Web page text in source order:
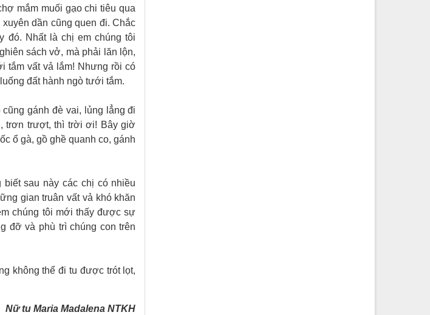
mắm muối gạo chi tiêu qua
dần cũng quen đi. Chắc
đó. Nhất là chị em chúng tôi
sách vở, mà phải lăn lộn,
tắm vất vả lắm! Nhưng rồi có
đất hành ngò tưới tắm.
gánh đè vai, lủng lẳng đi
trơn trượt, thì trời ơi! Bây giờ
ổ gà, gồ ghề quanh co, gánh
sau này các chị có nhiều
gian truân vất vả khó khăn
chúng tôi mới thấy được sự
đỡ và phù trì chúng con trên
không thể đi tu được trót lọt,
Nữ tu Maria Madalena NTKH